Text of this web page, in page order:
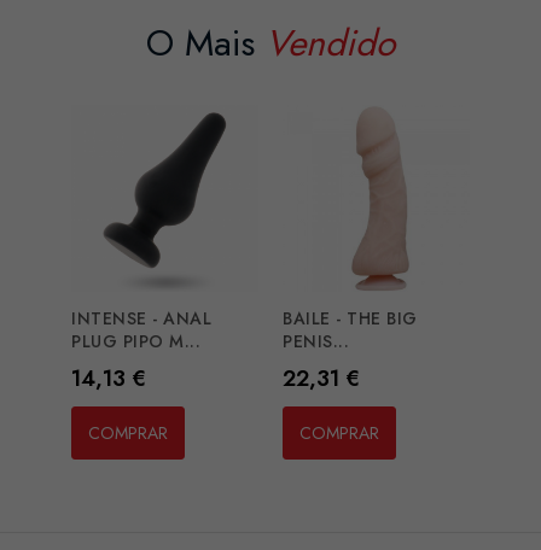
O Mais Vendido
INTENSE - ANAL
PLUG PIPO M...
Preço
14,13 €
COMPRAR
BAILE - THE BIG
PENIS...
Preço
22,31 €
COMPRAR